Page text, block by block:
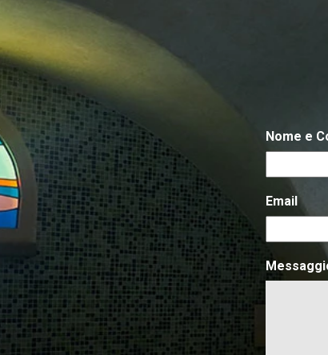
Nome e
Email